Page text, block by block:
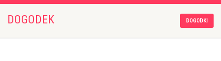
DOGODEK DOGODKI